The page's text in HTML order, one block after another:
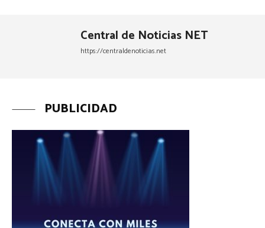
Central de Noticias NET
https://centraldenoticias.net
PUBLICIDAD